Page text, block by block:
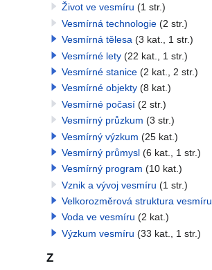
Život ve vesmíru (1 str.)
Vesmírná technologie (2 str.)
Vesmírná tělesa (3 kat., 1 str.)
Vesmírné lety (22 kat., 1 str.)
Vesmírné stanice (2 kat., 2 str.)
Vesmírné objekty (8 kat.)
Vesmírné počasí (2 str.)
Vesmírný průzkum (3 str.)
Vesmírný výzkum (25 kat.)
Vesmírný průmysl (6 kat., 1 str.)
Vesmírný program (10 kat.)
Vznik a vývoj vesmíru (1 str.)
Velkorozměrová struktura vesmíru
Voda ve vesmíru (2 kat.)
Výzkum vesmíru (33 kat., 1 str.)
Z